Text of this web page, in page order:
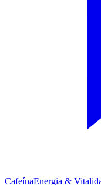
CafeínaEnergia &